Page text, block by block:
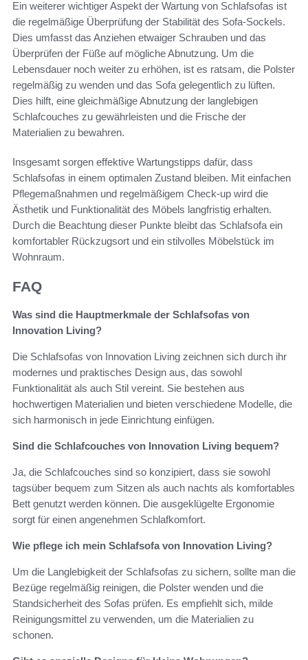
Ein weiterer wichtiger Aspekt der Wartung von Schlafsofas ist
die regelmäßige Überprüfung der Stabilität des Sofa-Sockels.
Dies umfasst das Anziehen etwaiger Schrauben und das
Überprüfen der Füße auf mögliche Abnutzung. Um die
Lebensdauer noch weiter zu erhöhen, ist es ratsam, die Polster
regelmäßig zu wenden und das Sofa gelegentlich zu lüften.
Dies hilft, eine gleichmäßige Abnutzung der langlebigen
Schlafcouches zu gewährleisten und die Frische der
Materialien zu bewahren.
Insgesamt sorgen effektive Wartungstipps dafür, dass
Schlafsofas in einem optimalen Zustand bleiben. Mit einfachen
Pflegemaßnahmen und regelmäßigem Check-up wird die
Ästhetik und Funktionalität des Möbels langfristig erhalten.
Durch die Beachtung dieser Punkte bleibt das Schlafsofa ein
komfortabler Rückzugsort und ein stilvolles Möbelstück im
Wohnraum.
FAQ
Was sind die Hauptmerkmale der Schlafsofas von
Innovation Living?
Die Schlafsofas von Innovation Living zeichnen sich durch ihr
modernes und praktisches Design aus, das sowohl
Funktionalität als auch Stil vereint. Sie bestehen aus
hochwertigen Materialien und bieten verschiedene Modelle, die
sich harmonisch in jede Einrichtung einfügen.
Sind die Schlafcouches von Innovation Living bequem?
Ja, die Schlafcouches sind so konzipiert, dass sie sowohl
tagsüber bequem zum Sitzen als auch nachts als komfortables
Bett genutzt werden können. Die ausgeklügelte Ergonomie
sorgt für einen angenehmen Schlafkomfort.
Wie pflege ich mein Schlafsofa von Innovation Living?
Um die Langlebigkeit der Schlafsofas zu sichern, sollte man die
Bezüge regelmäßig reinigen, die Polster wenden und die
Standsicherheit des Sofas prüfen. Es empfiehlt sich, milde
Reinigungsmittel zu verwenden, um die Materialien zu
schonen.